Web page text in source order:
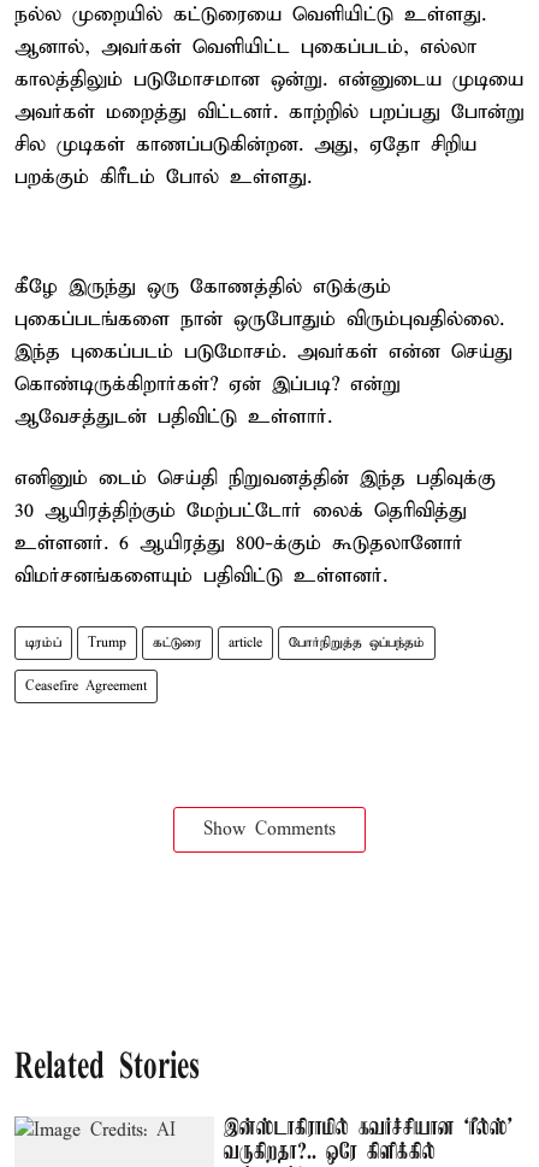
நல்ல முறையில் கட்டுரையை வெளியிட்டு உள்ளது.
ஆனால், அவர்கள் வெளியிட்ட புகைப்படம், எல்லா
காலத்திலும் படுமோசமான ஒன்று. என்னுடைய முடியை
அவர்கள் மறைத்து விட்டனர். காற்றில் பறப்பது போன்று
சில முடிகள் காணப்படுகின்றன. அது, ஏதோ சிறிய
பறக்கும் கிரீடம் போல் உள்ளது.
கீழே இருந்து ஒரு கோணத்தில் எடுக்கும்
புகைப்படங்களை நான் ஒருபோதும் விரும்புவதில்லை.
இந்த புகைப்படம் படுமோசம். அவர்கள் என்ன செய்து
கொண்டிருக்கிறார்கள்? ஏன் இப்படி? என்று
ஆவேசத்துடன் பதிவிட்டு உள்ளார்.
எனினும் டைம் செய்தி நிறுவனத்தின் இந்த பதிவுக்கு
30 ஆயிரத்திற்கும் மேற்பட்டோர் லைக் தெரிவித்து
உள்ளனர். 6 ஆயிரத்து 800-க்கும் கூடுதலானோர்
விமர்சனங்களையும் பதிவிட்டு உள்ளனர்.
டிரம்ப் Trump கட்டுரை article போர்நிறுத்த ஒப்பந்தம்
Ceasefire Agreement
Show Comments
Related Stories
இன்ஸ்டாகிராமில் கவர்ச்சியான ‘ரீல்ஸ்’
வருகிறதா?.. ஒரே கிளிக்கில்